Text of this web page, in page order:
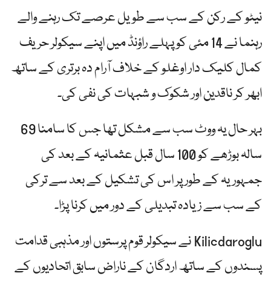
نیٹو کے رکن کے سب سے طویل عرصے تک رہنے والے
رہنما نے 14 مئی کو پہلے راؤنڈ میں اپنے سیکولر حریف
کمال کلیک دار اوغلو کے خلاف آرام دہ برتری کے ساتھ
ابھر کر ناقدین اور شکوک و شبہات کی نفی کی۔
بہر حال یہ ووٹ سب سے مشکل تھا جس کا سامنا 69
سالہ بوڑھے کو 100 سال قبل عثمانیہ کے بعد کی
جمہوریہ کے طور پر اس کی تشکیل کے بعد سے ترکی
کے سب سے زیادہ تبدیلی کے دور میں کرنا پڑا۔
Kilicdaroglu نے سیکولر قوم پرستوں اور مذہبی قدامت
پسندوں کے ساتھ اردگان کے ناراض سابق اتحادیوں کے